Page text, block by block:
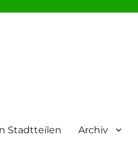
Stadtteilen Archiv